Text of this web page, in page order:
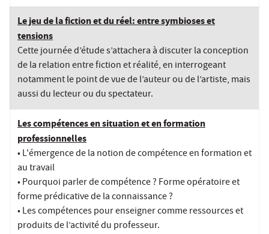
Le jeu de la fiction et du réel: entre symbioses et
tensions
Cette journée d’étude s’attachera à discuter la conception
de la relation entre fiction et réalité, en interrogeant
notamment le point de vue de l’auteur ou de l’artiste, mais
aussi du lecteur ou du spectateur.
Les compétences en situation et en formation
professionnelles
• L'émergence de la notion de compétence en formation et
au travail
• Pourquoi parler de compétence ? Forme opératoire et
forme prédicative de la connaissance ?
• Les compétences pour enseigner comme ressources et
produits de l’activité du professeur.